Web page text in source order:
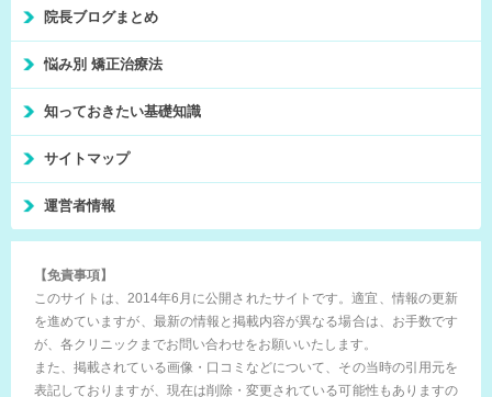
院長ブログまとめ
悩み別 矯正治療法
知っておきたい基礎知識
サイトマップ
運営者情報
【免責事項】
このサイトは、2014年6月に公開されたサイトです。適宜、情報の更新
を進めていますが、最新の情報と掲載内容が異なる場合は、お手数です
が、各クリニックまでお問い合わせをお願いいたします。
また、掲載されている画像・口コミなどについて、その当時の引用元を
表記しておりますが、現在は削除・変更されている可能性もありますの